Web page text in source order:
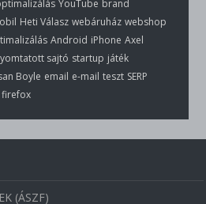
YouTube brand
Heti Válasz webáruház webshop
Android iPhone Axel
sajtó startup játék
Boyle email e-mail teszt SERP
firefox
(ÁSZF)